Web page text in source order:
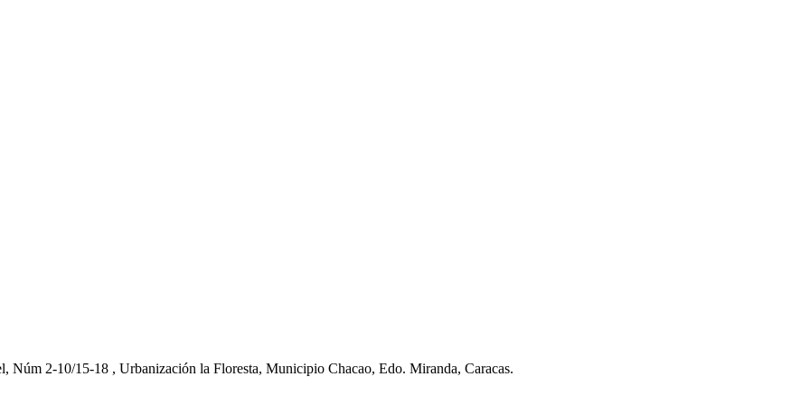
Núm 2-10/15-18 , Urbanización la Floresta, Municipio Chacao, Edo. Miranda, Caracas.